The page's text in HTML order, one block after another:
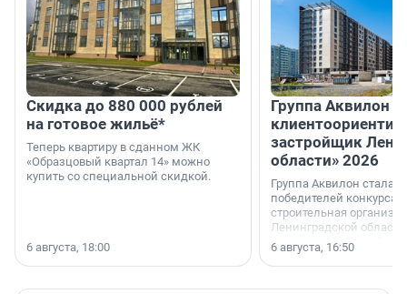
Скидка до 880 000 рублей
на готовое жильё*
Теперь квартиру в сданном ЖК
«Образцовый квартал 14» можно
купить со специальной скидкой.
6 августа, 18:00
Группа Аквилон
застройщик
области» 2026
Группа Аквилон стала
победителей конкурса
строительная
Ленинградской области
номинации «Самый
застройщик
области».
6 августа, 16:50